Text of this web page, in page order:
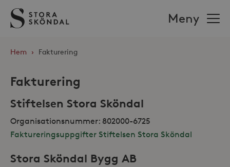
Stora
Sköndal
Meny
Hem › Fakturering
Fakturering
Stiftelsen Stora Sköndal
Organisationsnummer: 802000-6725
Faktureringsuppgifter Stiftelsen Stora Sköndal
Stora Sköndal Bygg AB